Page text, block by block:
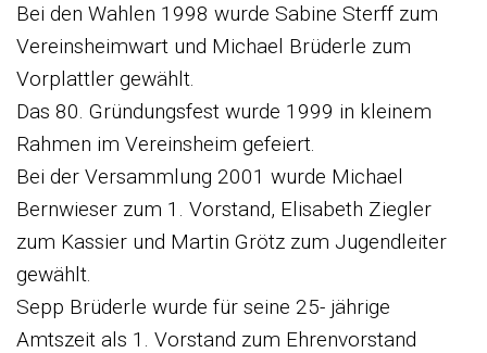
Bei den Wahlen 1998 wurde Sabine Sterff zum
Vereinsheimwart und Michael Brüderle zum
Vorplattler gewählt.
Das 80. Gründungsfest wurde 1999 in kleinem
Rahmen im Vereinsheim gefeiert.
Bei der Versammlung 2001 wurde Michael
Bernwieser zum 1. Vorstand, Elisabeth Ziegler
zum Kassier und Martin Grötz zum Jugendleiter
gewählt.
Sepp Brüderle wurde für seine 25- jährige
Amtszeit als 1. Vorstand zum Ehrenvorstand